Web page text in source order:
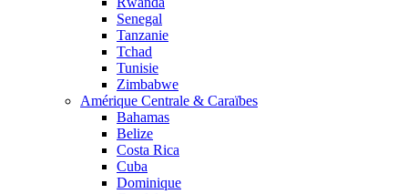
Senegal
Tanzanie
Tchad
Tunisie
Zimbabwe
Amérique Centrale & Caraïbes
Bahamas
Belize
Costa Rica
Cuba
Dominique